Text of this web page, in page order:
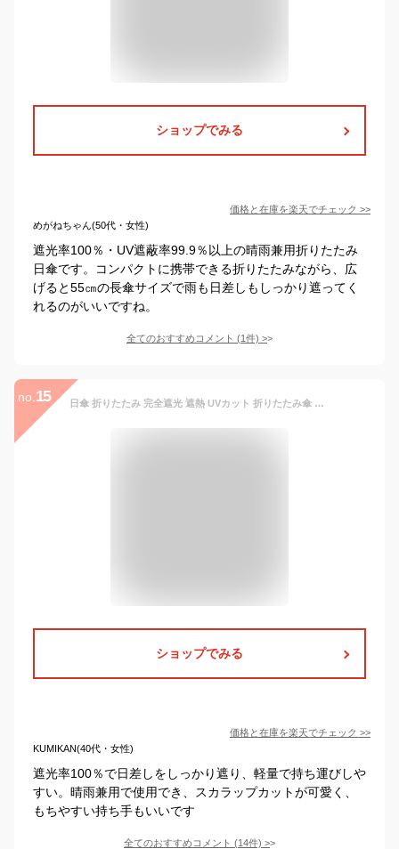
ショップでみる
価格と在庫を楽天でチェック >>
めがねちゃん(50代・女性)
遮光率100％・UV遮蔽率99.9％以上の晴雨兼用折りたたみ
日傘です。コンパクトに携帯できる折りたたみながら、広
げると55㎝の長傘サイズで雨も日差しもしっかり遮ってく
れるのがいいですね。
全てのおすすめコメント (1件) >
no. 15 日傘 折りたたみ 完全遮光 遮熱 UVカット 折りたたみ傘 100％ 遮光 レディース 軽量 軽い 晴雨兼用 おしゃれ 折り畳み 日傘 傘 かわいい スカラップ 刺しゅう プレゼント ギフト ラッピング
ショップでみる
価格と在庫を楽天でチェック >>
KUMIKAN(40代・女性)
遮光率100％で日差しをしっかり遮り、軽量で持ち運びしや
すい。晴雨兼用で使用でき、スカラップカットが可愛く、
もちやすい持ち手もいいです
全てのおすすめコメント (14件) >